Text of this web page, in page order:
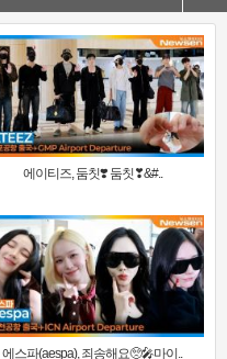
에이티즈, 둠칫❣️ 둠칫❣&#..
에스파(aespa), 죄송해요🥺🎤마이..